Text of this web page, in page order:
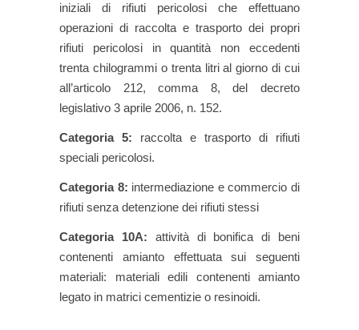
iniziali di rifiuti pericolosi che effettuano
operazioni di raccolta e trasporto dei propri
rifiuti pericolosi in quantità non eccedenti
trenta chilogrammi o trenta litri al giorno di cui
all’articolo 212, comma 8, del decreto
legislativo 3 aprile 2006, n. 152.
Categoria 5: raccolta e trasporto di rifiuti
speciali pericolosi.
Categoria 8: intermediazione e commercio di
rifiuti senza detenzione dei rifiuti stessi
Categoria 10A: attività di bonifica di beni
contenenti amianto effettuata sui seguenti
materiali: materiali edili contenenti amianto
legato in matrici cementizie o resinoidi.